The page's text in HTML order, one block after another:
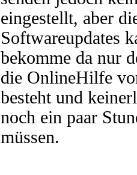
eingestellt, aber
Softwareupdates
bekomme da nur
die OnlineHilfe
besteht und
noch ein paar
müssen.